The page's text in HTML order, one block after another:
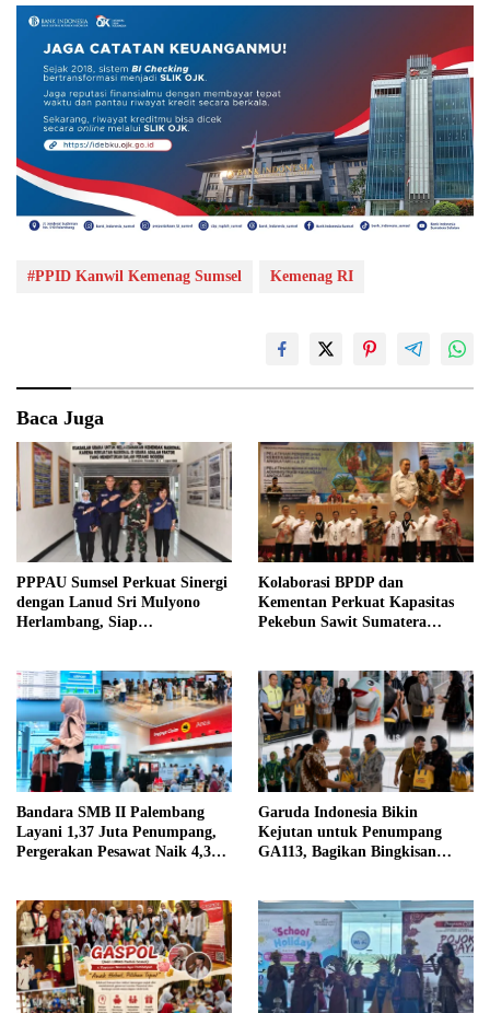
#PPID Kanwil Kemenag Sumsel Kemenag RI
Baca Juga
PPPAU Sumsel Perkuat Sinergi
dengan Lanud Sri Mulyono
Herlambang, Siap
Kolaborasi BPDP dan
Kementan Perkuat Kapasitas
Pekebun Sawit Sumatera
Bandara SMB II Palembang
Layani 1,37 Juta Penumpang,
Pergerakan Pesawat Naik 4,3
Garuda Indonesia Bikin
Kejutan untuk Penumpang
GA113, Bagikan Bingkisan